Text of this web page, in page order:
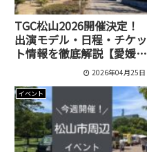
TGC松山2026開催決定！
出演モデル・日程・チケッ
ト情報を徹底解説【愛媛県
2026年04月25日
イベント